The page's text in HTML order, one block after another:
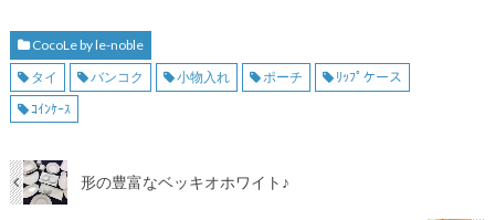
CocoLe by le-noble
タイ
バンコク 小物入れ ポーチ
ﾘｯﾌﾟケース
ｺｲﾝｹｰｽ
形の豊富なベッキオホワイト♪